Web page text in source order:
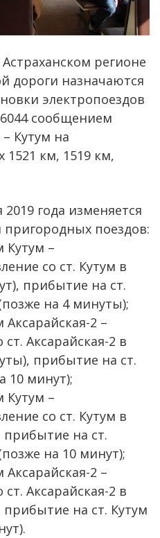
регионе
дороги назначаются
электропоездов
сообщением
– Кутум на
1521 км, 1519 км,
года изменяется
поездов:
–
со ст. Кутум в
прибытие на ст.
на 4 минуты);
2 –
Аксарайская-2 в
прибытие на ст.
10 минут);
–
со ст. Кутум в
прибытие на ст.
на 10 минут);
2 –
Аксарайская-2 в
прибытие на ст. Кутум